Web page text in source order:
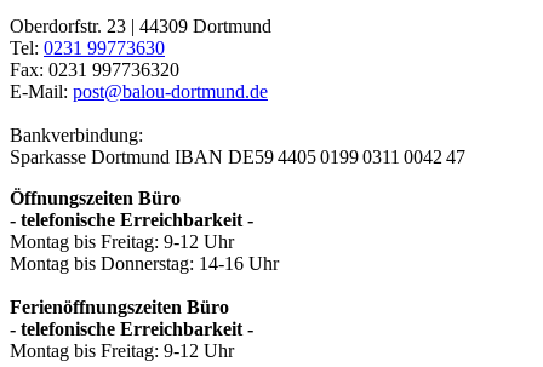
Oberdorfstr. 23 | 44309 Dortmund
Tel: 0231 99773630
Fax: 0231 997736320
E-Mail: post@balou-dortmund.de
Bankverbindung:
Sparkasse Dortmund IBAN DE59 4405 0199 0311 0042 47
Öffnungszeiten Büro
- telefonische Erreichbarkeit -
Montag bis Freitag: 9-12 Uhr
Montag bis Donnerstag: 14-16 Uhr
Ferienöffnungszeiten Büro
- telefonische Erreichbarkeit -
Montag bis Freitag: 9-12 Uhr